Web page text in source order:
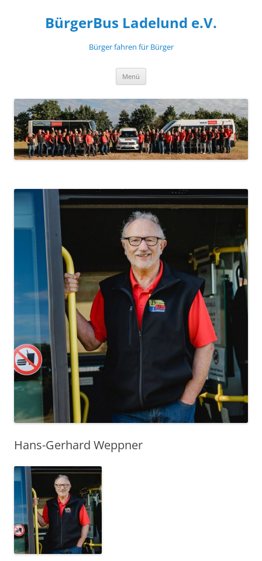
springenBürgerBus Ladelund e.V.
Bürger fahren für Bürger
Menü
Hans-Gerhard Weppner